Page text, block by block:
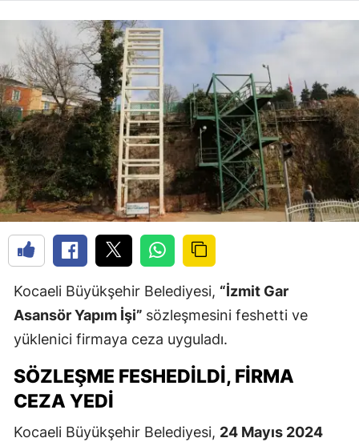
Kocaeli Büyükşehir Belediyesi, “İzmit Gar
Asansör Yapım İşi” sözleşmesini feshetti ve
yüklenici firmaya ceza uyguladı.
SÖZLEŞME FESHEDILDI, FIRMA
CEZA YEDI
Kocaeli Büyükşehir Belediyesi, 24 Mayıs 2024